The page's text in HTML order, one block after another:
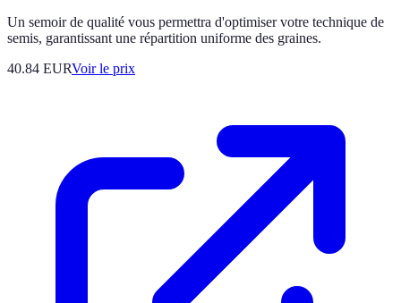
Un semoir de qualité vous permettra d'optimiser votre technique de
semis, garantissant une répartition uniforme des graines.
40.84 EURVoir le prix